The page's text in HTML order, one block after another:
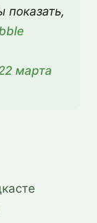
показать,
марта